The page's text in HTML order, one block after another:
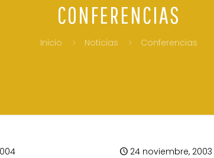
CONFERENCIAS
Inicio Noticias Conferencias
24 noviembre, 2003